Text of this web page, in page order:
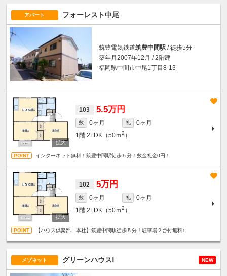
アパート フォーレスト中尾
筑豊電気鉄道筑豊中間駅 / 徒歩5分
築年月2007年12月 / 2階建
福岡県中間市中尾1丁目8-13
103 5.5万円
敷 0ヶ月 礼
0ヶ月
1階 2LDK（50ｍ2 ）
インターネット無料！筑豊中間駅徒歩５分！敷金礼金0円！
102 5万円
敷 0ヶ月 礼
0ヶ月
1階 2LDK（50ｍ2 ）
【ハウス倶楽部 本社】筑豊中間駅徒歩５分！駐車場２台付無料♪
メゾネット グリーンハウスⅠ NEW